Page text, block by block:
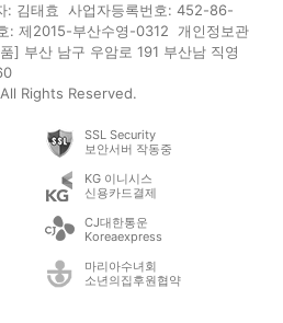
: 김태효 사업자등록번호: 452-86-
: 제2015-부산수영-0312 개인정보관
] 부산 남구 우암로 191 부산남 직영
Rights Reserved.
SSL Security
보안서버 작동중
KG 이니시스
신용카드결제
CJ대한통운
Koreaexpress
마리아수녀회
소년의집후원협약